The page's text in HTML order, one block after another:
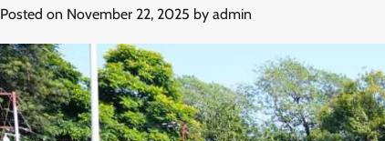
Posted on November 22, 2025 by admin